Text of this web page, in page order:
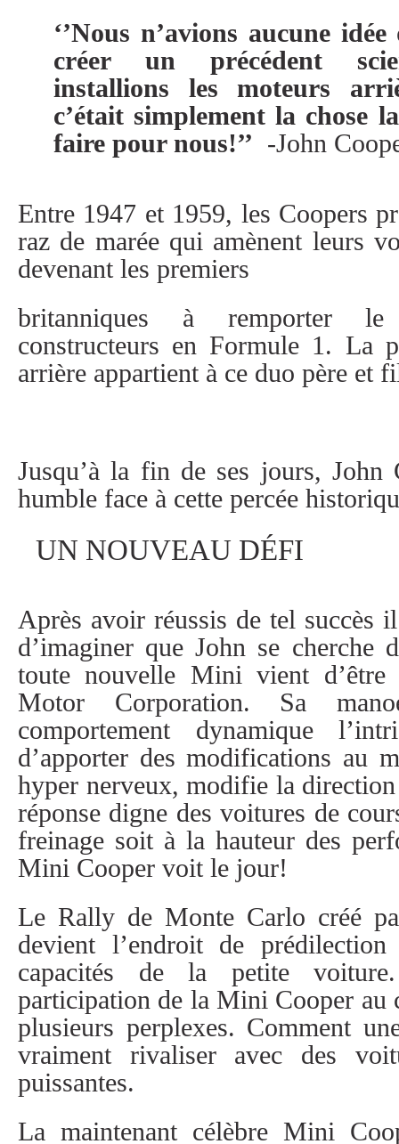
‘’Nous n’avions aucune
créer un précédent
installions les moteurs
c’était simplement la chose
faire pour nous!’’ -John
Entre 1947 et 1959, les Coopers
raz de marée qui amènent leurs
devenant les premiers
britanniques à remporter le
constructeurs en Formule 1. La
arrière appartient à ce duo père et
Jusqu’à la fin de ses jours, John
humble face à cette percée
UN NOUVEAU DÉFI
Après avoir réussis de tel succès
d’imaginer que John se cherche
toute nouvelle Mini vient
Motor Corporation. Sa
comportement dynamique
d’apporter des modifications au
hyper nerveux, modifie la direction
réponse digne des voitures de
freinage soit à la hauteur des
Mini Cooper voit le jour!
Le Rally de Monte Carlo créé
devient l’endroit de
capacités de la petite
participation de la Mini Cooper au
plusieurs perplexes. Comment
vraiment rivaliser avec des
puissantes.
La maintenant célèbre Mini